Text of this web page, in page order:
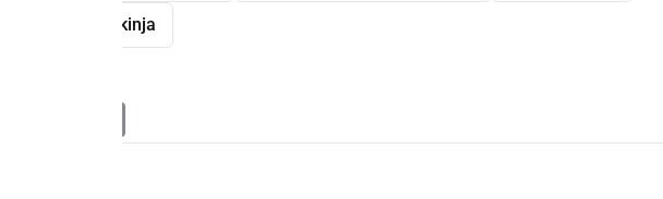
državna prvakinja
PrintFriendly